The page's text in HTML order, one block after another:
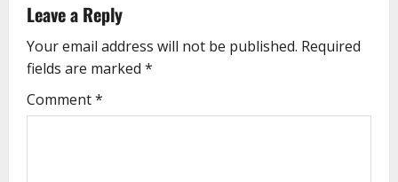
Leave a Reply
Your email address will not be published. Required
fields are marked *
Comment*